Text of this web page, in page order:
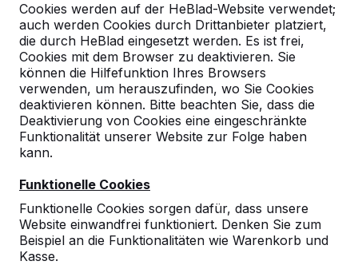
Cookies werden auf der HeBlad-Website verwendet;
auch werden Cookies durch Drittanbieter platziert,
die durch HeBlad eingesetzt werden. Es ist frei,
Cookies mit dem Browser zu deaktivieren. Sie
können die Hilfefunktion Ihres Browsers
verwenden, um herauszufinden, wo Sie Cookies
deaktivieren können. Bitte beachten Sie, dass die
Deaktivierung von Cookies eine eingeschränkte
Funktionalität unserer Website zur Folge haben
kann.
Funktionelle Cookies
Funktionelle Cookies sorgen dafür, dass unsere
Website einwandfrei funktioniert. Denken Sie zum
Beispiel an die Funktionalitäten wie Warenkorb und
Kasse.
Deutschland
Referenties in:Hennef
allner
Geen reviews gevonden voor deze